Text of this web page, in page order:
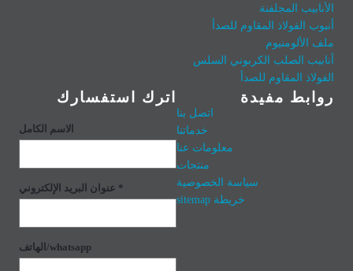
الأنابيب المجلفنة
أنبوب الفولاذ المقاوم للصدأ
ملف الألومنيوم
أنابيب الصلب الكربوني السلس
الفولاذ المقاوم للصدأ
روابط مفيدة
اتصل بنا
خدماتنا
معلومات عنا
منتجات
سياسة الخصوصية
خريطة sitemap
اترك استفسارك
الاسم الكامل
عنوان البريد الإلكتروني *
الهاتف/whatsapp